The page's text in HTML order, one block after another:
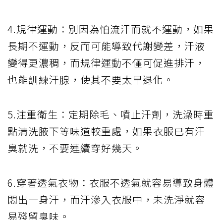
4.規律運動：別因為怕流汗而就不運動，如果
長期不運動，反而可能導致代謝變差，汗液
變得更濃稠，而規律運動不僅可促進排汗，
也能訓練汗腺，使其不要太早退化。
5.注重衛生：定期除毛、噴止汗劑，洗澡時重
點清洗腋下等味道較重處，如果衣服已有汗
臭就洗，不要連續穿好幾天。
6.穿著透氣衣物：衣服不透氣就容易導致身體
悶出一身汗，而汗滲入衣服中，未洗淨就容
易殘留臭味。